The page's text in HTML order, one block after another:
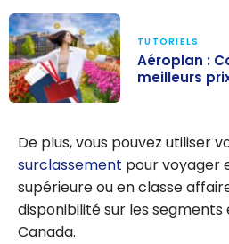
Comment
trouver les
meilleurs prix
sur Aeroplan?
TUTORIELS
Aéroplan :
meilleurs
De plus, vous pouvez utiliser
surclassement pour voyager
supérieure ou en classe
disponibilité sur les
Canada.